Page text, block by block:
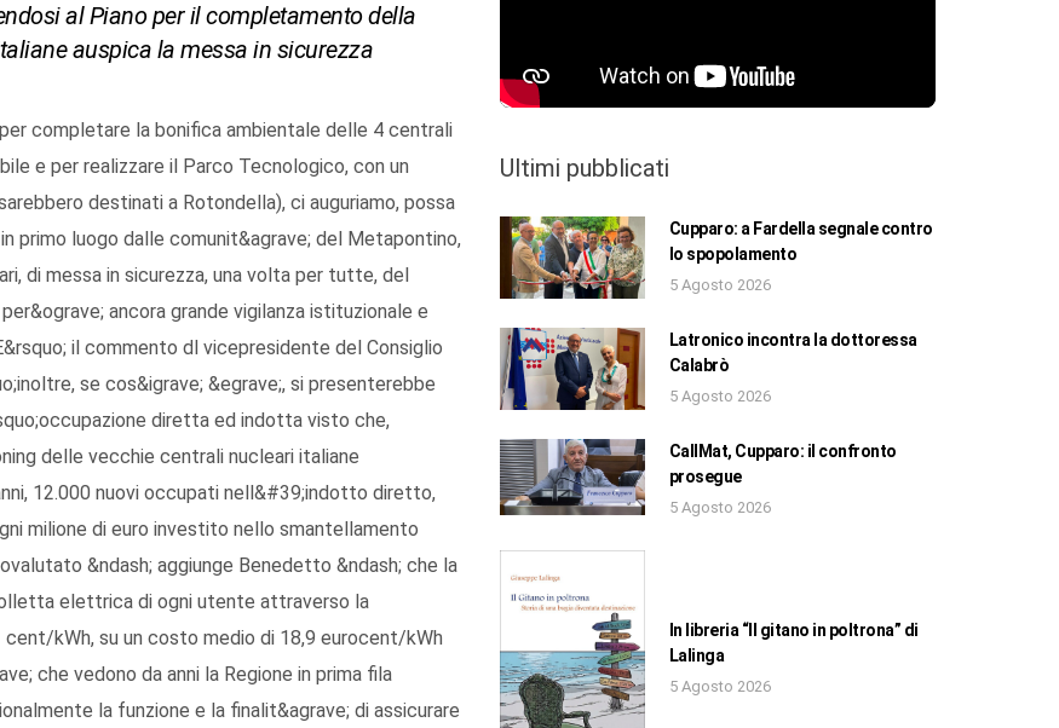
al Piano per il completamento della
auspica la messa in sicurezza
completare la bonifica ambientale delle 4 centrali
e per realizzare il Parco Tecnologico, con un
destinati a Rotondella), ci auguriamo, possa
primo luogo dalle comunit&agrave; del Metapontino,
di messa in sicurezza, una volta per tutte, del
ancora grande vigilanza istituzionale e
il commento dl vicepresidente del Consiglio
se cos&igrave; &egrave;, si presenterebbe
diretta ed indotta visto che,
delle vecchie centrali nucleari italiane
12.000 nuovi occupati nell&#39;indotto diretto,
milione di euro investito nello smantellamento
&ndash; aggiunge Benedetto &ndash; che la
elettrica di ogni utente attraverso la
kWh, su un costo medio di 18,9 eurocent/kWh
che vedono da anni la Regione in prima fila
la funzione e la finalit&agrave; di assicurare
Ultimi pubblicati
Cupparo: a Fardella segnale contro
lo spopolamento
5 Agosto 2026
Latronico incontra la dottoressa
Calabrò
5 Agosto 2026
CallMat, Cupparo: il confronto
prosegue
5 Agosto 2026
In libreria “Il gitano in poltrona” di
Lalinga
5 Agosto 2026